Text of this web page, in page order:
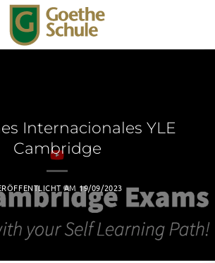
Internacionales YLE
Cambridge
AM 19/09/2023